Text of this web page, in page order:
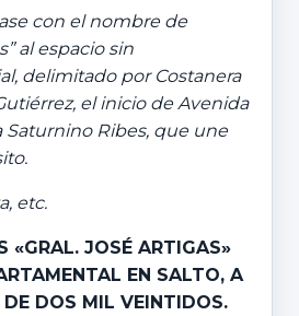
con el nombre de
al espacio sin
delimitado por Costanera
el inicio de Avenida
Saturnino Ribes, que une
etc.
«GRAL. JOSÉ ARTIGAS»
EN SALTO, A
DE DOS MIL VEINTIDOS.